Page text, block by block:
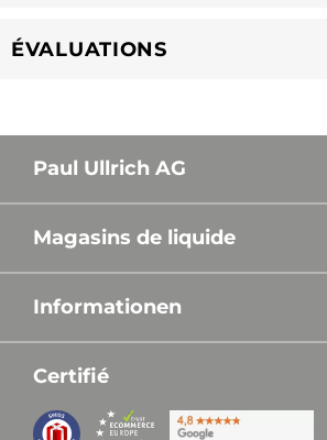
ÉVALUATIONS
Paul Ullrich AG
Magasins de liquide
Informationen
Certifié